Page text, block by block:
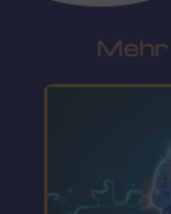
Mehr